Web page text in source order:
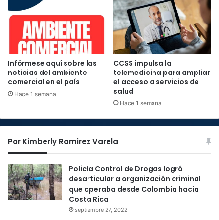
Infórmese aquí sobre las
noticias del ambiente
comercial en el país
Hace 1 semana
CCSS impulsa la
telemedicina para ampliar
el acceso a servicios de
salud
Hace 1 semana
Por Kimberly Ramirez Varela
Policía Control de Drogas logró
desarticular a organización criminal
que operaba desde Colombia hacia
Costa Rica
septiembre 27, 2022